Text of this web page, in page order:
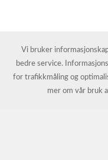
Vi bruker
bedre service.
for trafikkmåling og
mer om vår bruk